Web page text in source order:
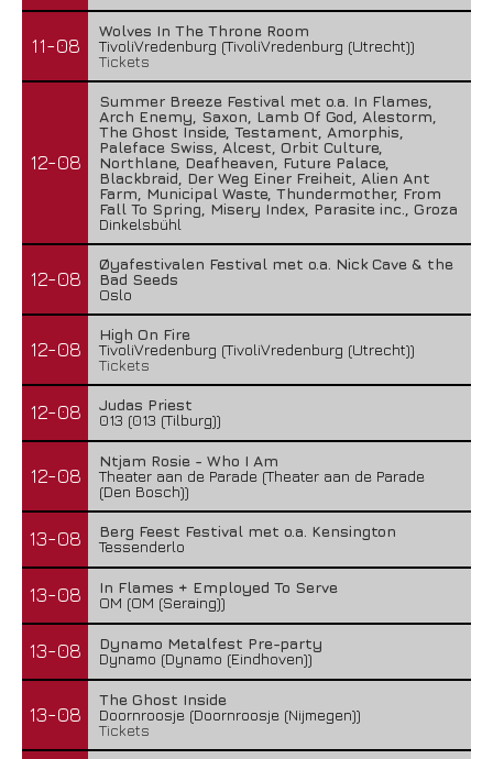
11-08
Wolves In The Throne Room
TivoliVredenburg (TivoliVredenburg (Utrecht))
Tickets
12-08
Summer Breeze Festival met o.a. In Flames,
Arch Enemy, Saxon, Lamb Of God, Alestorm,
The Ghost Inside, Testament, Amorphis,
Paleface Swiss, Alcest, Orbit Culture,
Northlane, Deafheaven, Future Palace,
Blackbraid, Der Weg Einer Freiheit, Alien Ant
Farm, Municipal Waste, Thundermother, From
Fall To Spring, Misery Index, Parasite inc., Groza
Dinkelsbühl
12-08
Øyafestivalen Festival met o.a. Nick Cave & the
Bad Seeds
Oslo
12-08
High On Fire
TivoliVredenburg (TivoliVredenburg (Utrecht))
Tickets
12-08
Judas Priest
013 (013 (Tilburg))
12-08
Ntjam Rosie - Who I Am
Theater aan de Parade (Theater aan de Parade
(Den Bosch))
13-08
Berg Feest Festival met o.a. Kensington
Tessenderlo
13-08
In Flames + Employed To Serve
OM (OM (Seraing))
13-08
Dynamo Metalfest Pre-party
Dynamo (Dynamo (Eindhoven))
13-08
The Ghost Inside
Doornroosje (Doornroosje (Nijmegen))
Tickets